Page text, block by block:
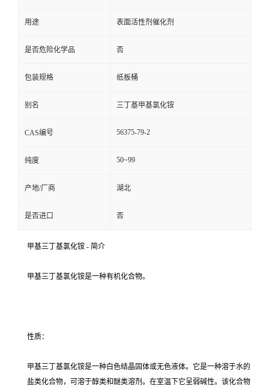
用途 表面活性剂催化剂
是否危险化学品 否
包装规格 纸板桶
别名 三丁基甲基氯化铵
CAS编号 56375-79-2
纯度 50~99
产地/厂商 湖北
是否进口 否
甲基三丁基氯化铵 - 简介
甲基三丁基氯化铵是一种有机化合物。
性质：
甲基三丁基氯化铵是一种白色结晶固体或无色液体。它是一种溶于水的
盐类化合物，可溶于醇类和醚类溶剂。在室温下它呈弱碱性。该化合物